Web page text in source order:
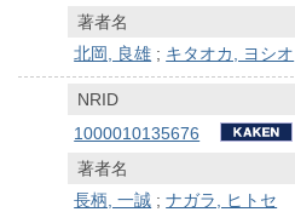
著者名
北岡, 良雄 ; キタオカ, ヨシオ
NRID
1000010135676
著者名
長柄, 一誠 ;ナガラ, ヒトセ